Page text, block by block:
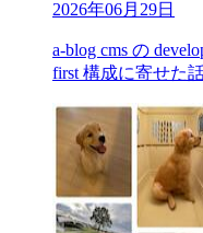
2026年06月29日
a-blog cms の
first 構成に寄せた